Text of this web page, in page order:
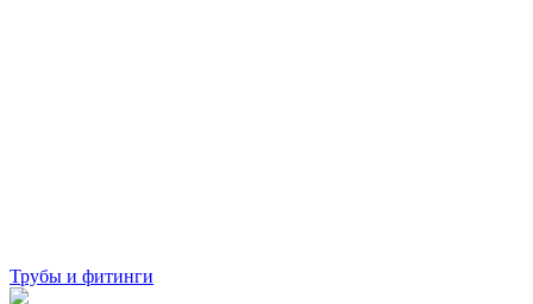
Трубы и фитинги